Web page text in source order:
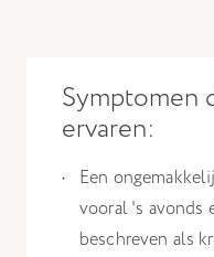
Symptomen
ervaren:
Een
vooral 's avonds
beschreven als
Bewaar